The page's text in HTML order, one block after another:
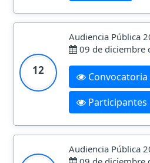
12
Audiencia Pública
09 de diciembre
Convocatoria
Participantes
Audiencia Pública